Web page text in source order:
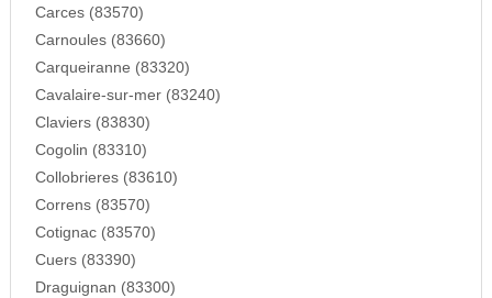
Carces (83570)
Carnoules (83660)
Carqueiranne (83320)
Cavalaire-sur-mer (83240)
Claviers (83830)
Cogolin (83310)
Collobrieres (83610)
Correns (83570)
Cotignac (83570)
Cuers (83390)
Draguignan (83300)